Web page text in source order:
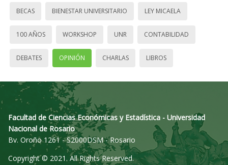
BECAS BIENESTAR UNIVERSITARIO LEY MICAELA
100 AÑOS WORKSHOP UNR CONTABILIDAD
DEBATES OPINIÓN CHARLAS LIBROS
Facultad de Ciencias Económicas y Estadística - Universidad
Nacional de Rosario
Bv. Oroño 1261 - S2000DSM - Rosario
Copyright © 2021. All Rights Reserved.